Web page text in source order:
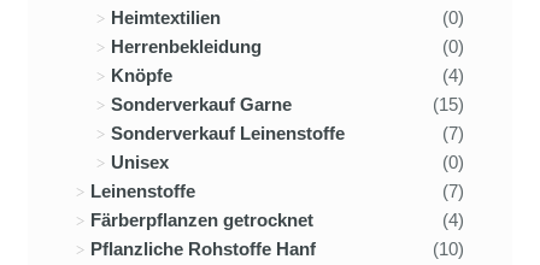
Heimtextilien
(0)
Herrenbekleidung
(0)
Knöpfe
(4)
Sonderverkauf Garne
(15)
Sonderverkauf Leinenstoffe
(7)
Unisex
(0)
Leinenstoffe
(7)
Färberpflanzen getrocknet
(4)
Pflanzliche Rohstoffe Hanf
(10)